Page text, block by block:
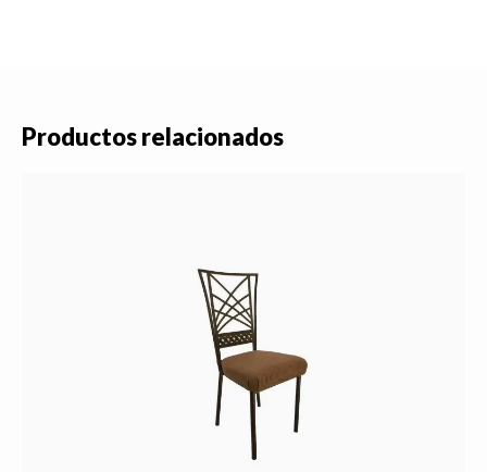
Productos relacionados